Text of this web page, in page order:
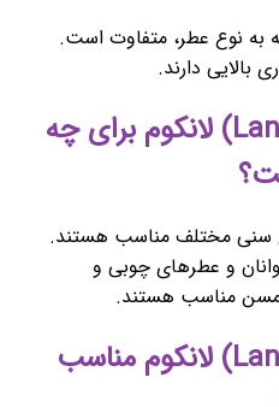
به نوع عطر، متفاوت است.
بالایی دارند.
عطر و ادکلن (Lancome) لانکوم برای چه
سنی مختلف مناسب هستند.
و عطرهای چوبی و
مسن مناسب هستند.
عطر و ادکلن (Lancome) لانکوم مناسب